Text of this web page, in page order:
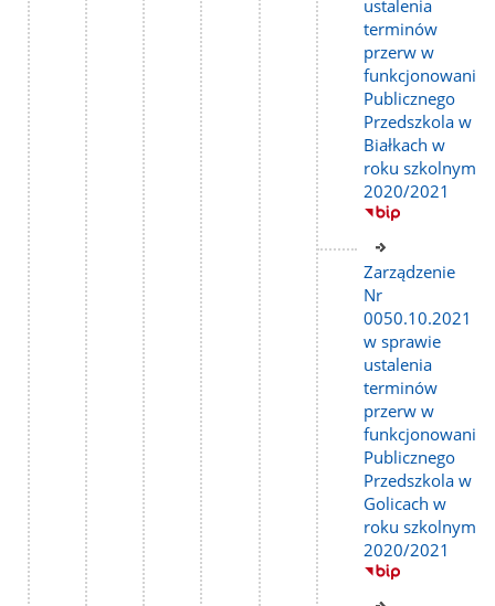
ustalenia
terminów
przerw w
funkcjonowaniu
Publicznego
Przedszkola w
Białkach w
roku szkolnym
2020/2021
do
Zarządzenie
Nr
0050.10.2021
w sprawie
ustalenia
terminów
przerw w
funkcjonowaniu
Publicznego
Przedszkola w
Golicach w
roku szkolnym
2020/2021